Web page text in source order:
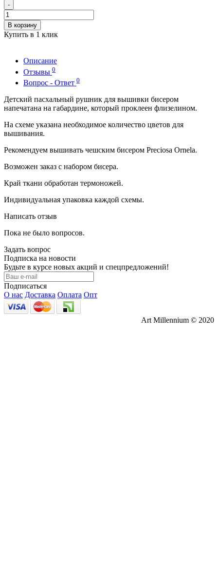
-
В корзину
Купить в 1 клик
Описание
Отзывы 0
Вопрос - Ответ 0
Детский пасхальный рушник для вышивки бисером
напечатана на габардине, который проклеен флизелином.
На схеме указана необходимое количество цветов для
вышивания.
Рекомендуем вышивать чешским бисером Preciosa Ornela.
Возможен заказ с набором бисера.
Край ткани обработан термоножей.
Индивидуальная упаковка каждой схемы.
Написать отзыв
Пока не было вопросов.
Задать вопрос
Подписка на новости
Будьте в курсе новых акций и спецпредложений!
Подписаться
О нас Доставка Оплата Опт
Art Millennium © 2020